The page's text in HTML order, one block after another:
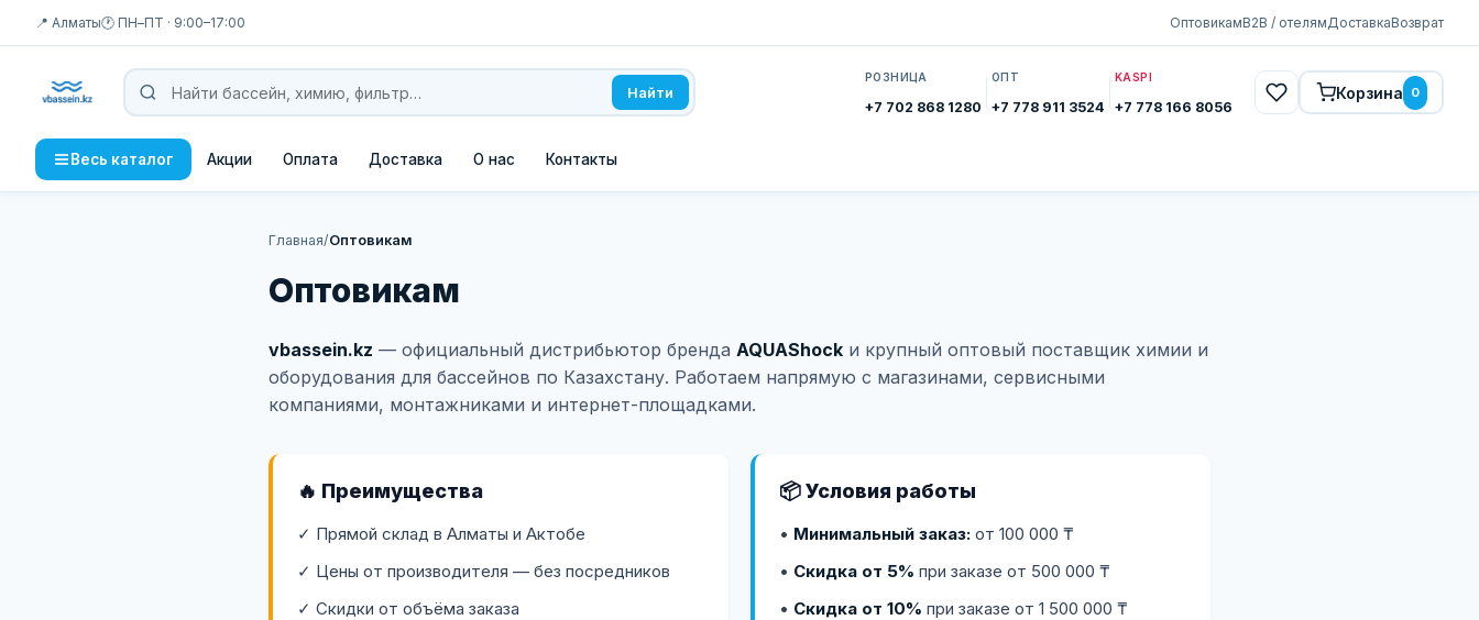
📍 Алматы🕐 ПН–ПТ · 9:00–17:00 ОптовикамB2B / отелямДоставкаВозврат
Найти
РОЗНИЦА
+7 702 868 1280
ОПТ
+7 778 911 3524
KASPI
+7 778 166 8056
Корзина 0
Весь каталог Акции Оплата Доставка О нас Контакты
Главная/Оптовикам
Оптовикам
vbassein.kz — официальный дистрибьютор бренда AQUAShock и крупный оптовый поставщик химии и
оборудования для бассейнов по Казахстану. Работаем напрямую с магазинами, сервисными
компаниями, монтажниками и интернет-площадками.
🔥 Преимущества
✓ Прямой склад в Алматы и Актобе
✓ Цены от производителя — без посредников
✓ Скидки от объёма заказа
📦 Условия работы
• Минимальный заказ: от 100 000 ₸
• Скидка от 5% при заказе от 500 000 ₸
• Скидка от 10% при заказе от 1 500 000 ₸